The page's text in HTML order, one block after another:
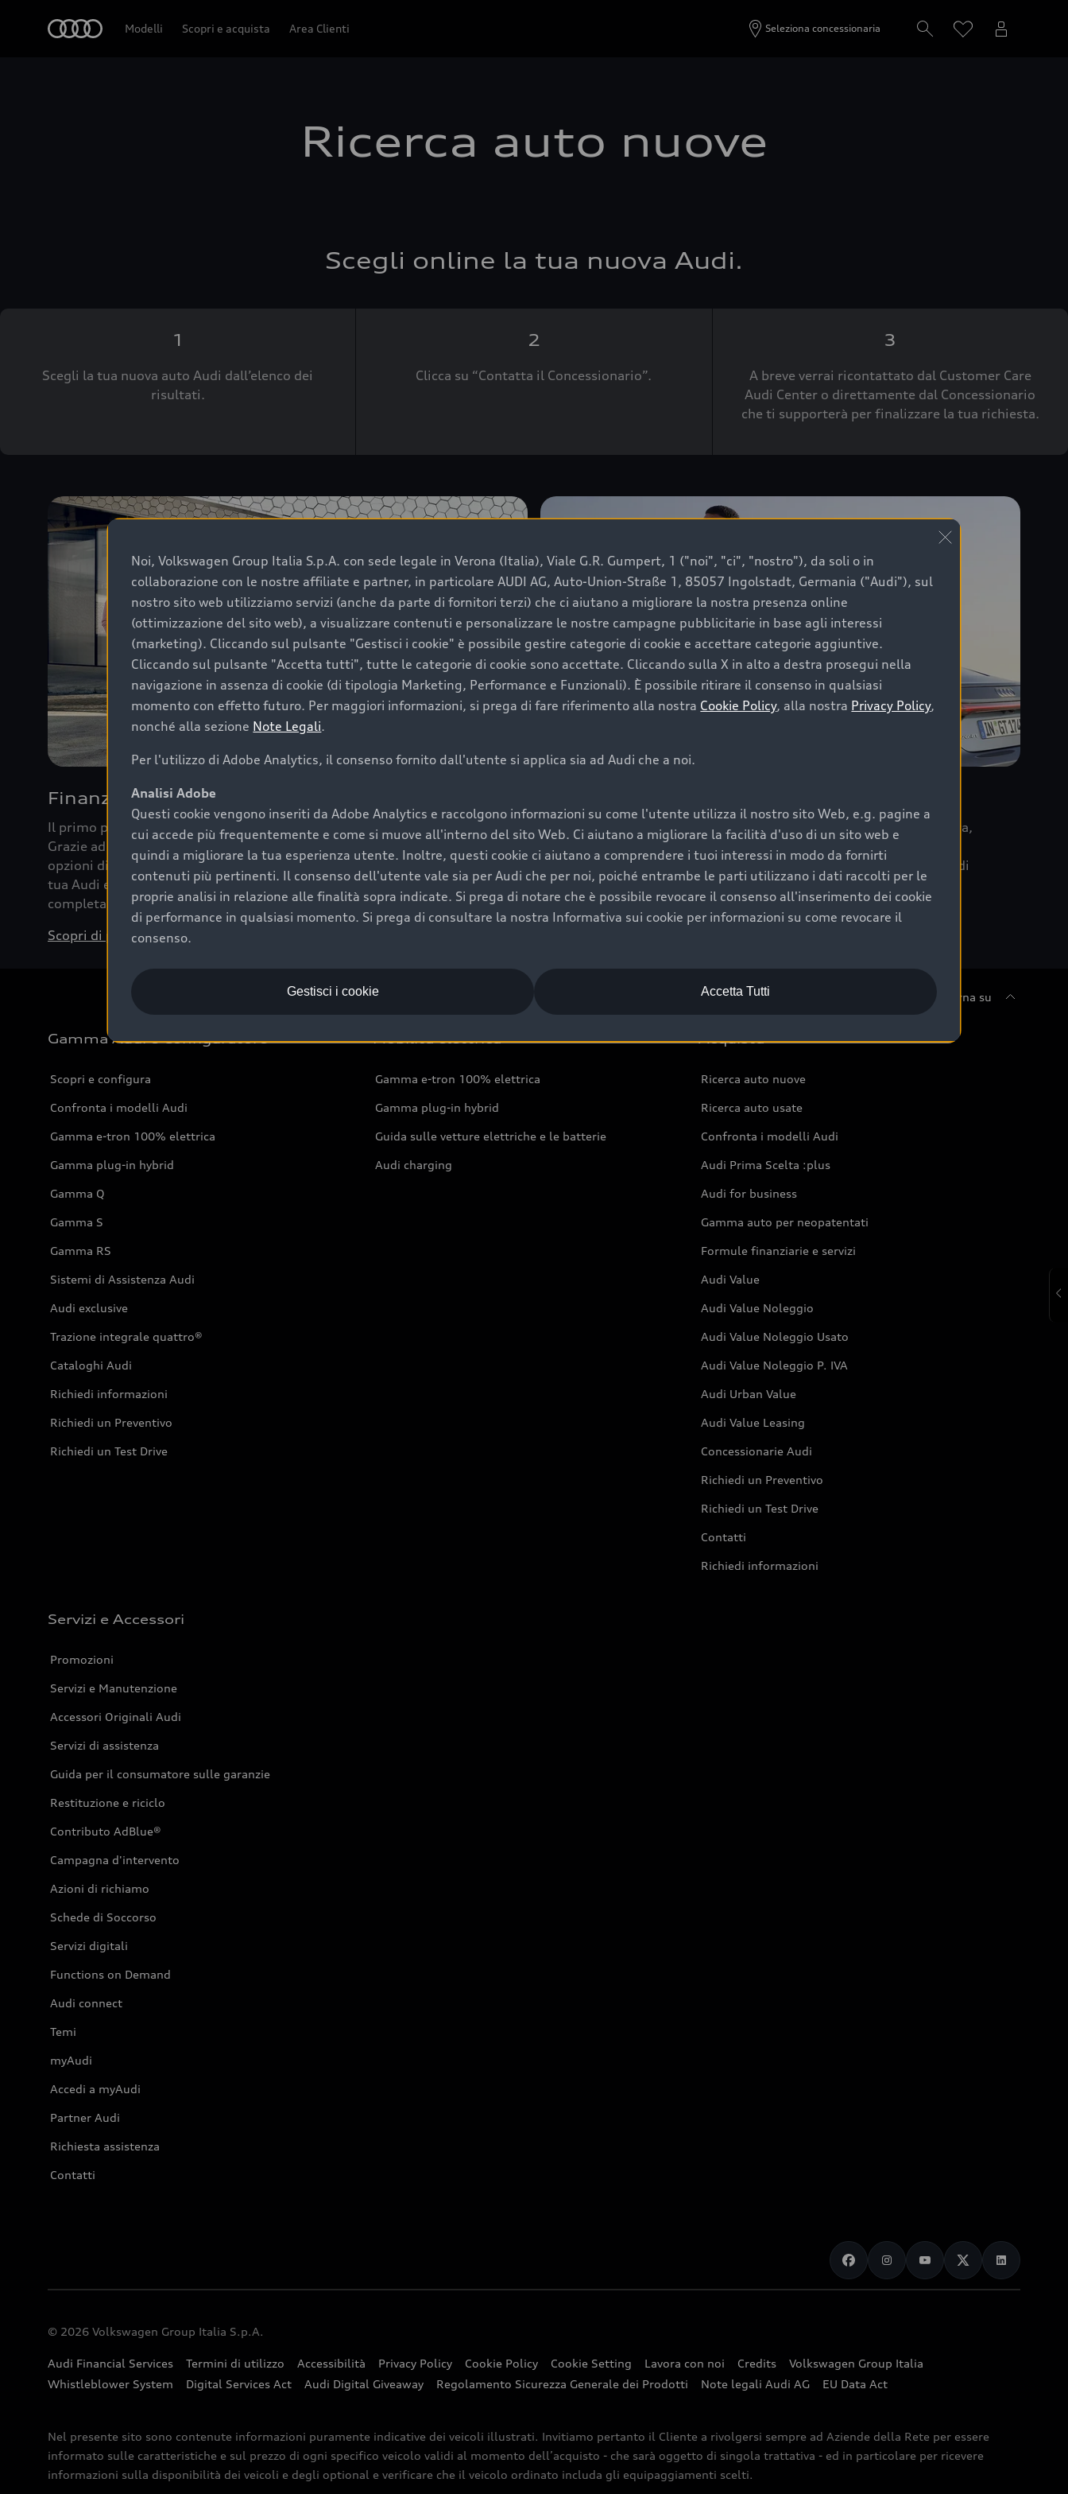
Modelli Scopri e acquista Area Clienti Seleziona concessionaria
Ricerca auto nuove
Scegli online la tua nuova Audi.
1
Scegli la tua nuova auto Audi dall’elenco dei
risultati.
2
Clicca su “Contatta il Concessionario”.
3
A breve verrai ricontattato dal Customer Care
Audi Center o direttamente dal Concessionario
che ti supporterà per finalizzare la tua richiesta.
Finanziare la tua Audi
Il primo passo verso l’emozione di guidare un’Audi è comprarne una.
Grazie ad Audi Financial Services possiamo fornirti un’ampia gamma di
opzioni di acquisto. Con Audi Value ti garantiamo il valore futuro della
tua Audi e, al termine del finanziamento, tutta la libertà di scegliere se
completare l’acquisto, sostituirla o restituirla.
Scopri di più
Per la tua nuova Audi, entro la data di immatricolazione della vettura,
puoi attivare il Piano Premium Care. Scopri i cinque diversi livelli di
copertura previsti, personalizzati secondo le tabelle manutenzione di
ogni auto.
Scopri di più
Torna su
Gamma Audi e Configuratore
Scopri e configura
Confronta i modelli Audi
Gamma e-tron 100% elettrica
Gamma plug-in hybrid
Gamma Q
Gamma S
Gamma RS
Sistemi di Assistenza Audi
Audi exclusive
Trazione integrale quattro®
Cataloghi Audi
Richiedi informazioni
Richiedi un Preventivo
Richiedi un Test Drive
Mobilità elettrica
Gamma e-tron 100% elettrica
Gamma plug-in hybrid
Guida sulle vetture elettriche e le batterie
Audi charging
Acquista
Ricerca auto nuove
Ricerca auto usate
Confronta i modelli Audi
Audi Prima Scelta :plus
Audi for business
Gamma auto per neopatentati
Formule finanziarie e servizi
Audi Value
Audi Value Noleggio
Audi Value Noleggio Usato
Audi Value Noleggio P. IVA
Audi Urban Value
Audi Value Leasing
Concessionarie Audi
Richiedi un Preventivo
Richiedi un Test Drive
Contatti
Richiedi informazioni
Servizi e Accessori
Promozioni
Servizi e Manutenzione
Accessori Originali Audi
Servizi di assistenza
Guida per il consumatore sulle garanzie
Restituzione e riciclo
Contributo AdBlue®
Campagna d'intervento
Azioni di richiamo
Schede di Soccorso
Servizi digitali
Functions on Demand
Audi connect
Temi
myAudi
Accedi a myAudi
Partner Audi
Richiesta assistenza
Contatti
© 2026 Volkswagen Group Italia S.p.A.
Audi Financial Services Termini di utilizzo Accessibilità Privacy Policy Cookie Policy Cookie Setting Lavora con noi Credits
Volkswagen Group Italia
Whistleblower System
Digital Services Act Audi Digital Giveaway Regolamento Sicurezza Generale dei Prodotti Note legali Audi AG EU Data Act
Nel presente sito sono contenute informazioni puramente indicative dei veicoli illustrati. Invitiamo pertanto il Cliente a rivolgersi sempre ad Aziende della Rete per essere
informato sulle caratteristiche e sul prezzo di ogni specifico veicolo validi al momento dell’acquisto - che sarà oggetto di singola trattativa - ed in particolare per ricevere
informazioni sulla disponibilità dei veicoli e degli optional e verificare che il veicolo ordinato includa gli equipaggiamenti scelti.
Noi, Volkswagen Group Italia S.p.A. con sede legale in Verona (Italia), Viale G.R. Gumpert, 1 ("noi", "ci", "nostro"), da soli o in
collaborazione con le nostre affiliate e partner, in particolare AUDI AG, Auto-Union-Straße 1, 85057 Ingolstadt, Germania ("Audi"), sul
nostro sito web utilizziamo servizi (anche da parte di fornitori terzi) che ci aiutano a migliorare la nostra presenza online
(ottimizzazione del sito web), a visualizzare contenuti e personalizzare le nostre campagne pubblicitarie in base agli interessi
(marketing). Cliccando sul pulsante "Gestisci i cookie" è possibile gestire categorie di cookie e accettare categorie aggiuntive.
Cliccando sul pulsante "Accetta tutti", tutte le categorie di cookie sono accettate. Cliccando sulla X in alto a destra prosegui nella
navigazione in assenza di cookie (di tipologia Marketing, Performance e Funzionali). È possibile ritirare il consenso in qualsiasi
momento con effetto futuro. Per maggiori informazioni, si prega di fare riferimento alla nostra Cookie Policy, alla nostra Privacy Policy,
nonché alla sezione Note Legali.
Per l'utilizzo di Adobe Analytics, il consenso fornito dall'utente si applica sia ad Audi che a noi.
Analisi Adobe
Questi cookie vengono inseriti da Adobe Analytics e raccolgono informazioni su come l'utente utilizza il nostro sito Web, e.g. pagine a
cui accede più frequentemente e come si muove all'interno del sito Web. Ci aiutano a migliorare la facilità d'uso di un sito web e
quindi a migliorare la tua esperienza utente. Inoltre, questi cookie ci aiutano a comprendere i tuoi interessi in modo da fornirti
contenuti più pertinenti. Il consenso dell'utente vale sia per Audi che per noi, poiché entrambe le parti utilizzano i dati raccolti per le
proprie analisi in relazione alle finalità sopra indicate. Si prega di notare che è possibile revocare il consenso all'inserimento dei cookie
di performance in qualsiasi momento. Si prega di consultare la nostra Informativa sui cookie per informazioni su come revocare il
consenso.
Accetta Tutti
Gestisci i cookie